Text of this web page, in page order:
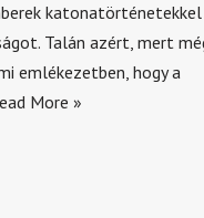
katonatörténetekkel
Talán azért, mert
emlékezetben, hogy a
More »